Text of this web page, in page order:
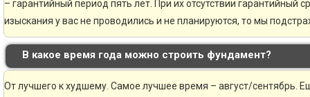
– гарантийный период пять лет. При их отсутствии гарантийный
изыскания у вас не проводились и не планируются, то мы
В какое время года можно строить фундамент?
От лучшего к худшему. Самое лучшее время – август/сентябрь.